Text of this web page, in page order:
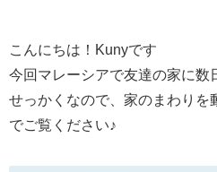
こんにちは！Kunyです
今回マレーシアで友達の家に数
せっかくなので、家のまわりを
でご覧ください♪